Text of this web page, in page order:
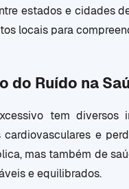
estados e cidades
locais para
do Ruído na
tem diversos
cardiovasculares e
mas também de
e equilibrados.